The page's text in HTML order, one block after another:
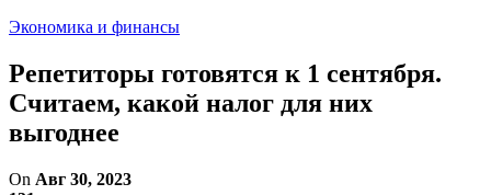
Экономика и финансы
Репетиторы готовятся к 1 сентября.
Считаем, какой налог для них
выгоднее
On Авг 30, 2023